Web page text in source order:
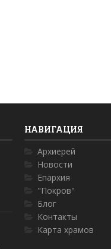
НАВИГАЦИЯ
Архиерей
Новости
Епархия
"Покров"
Блог
Контакты
Карта храмов